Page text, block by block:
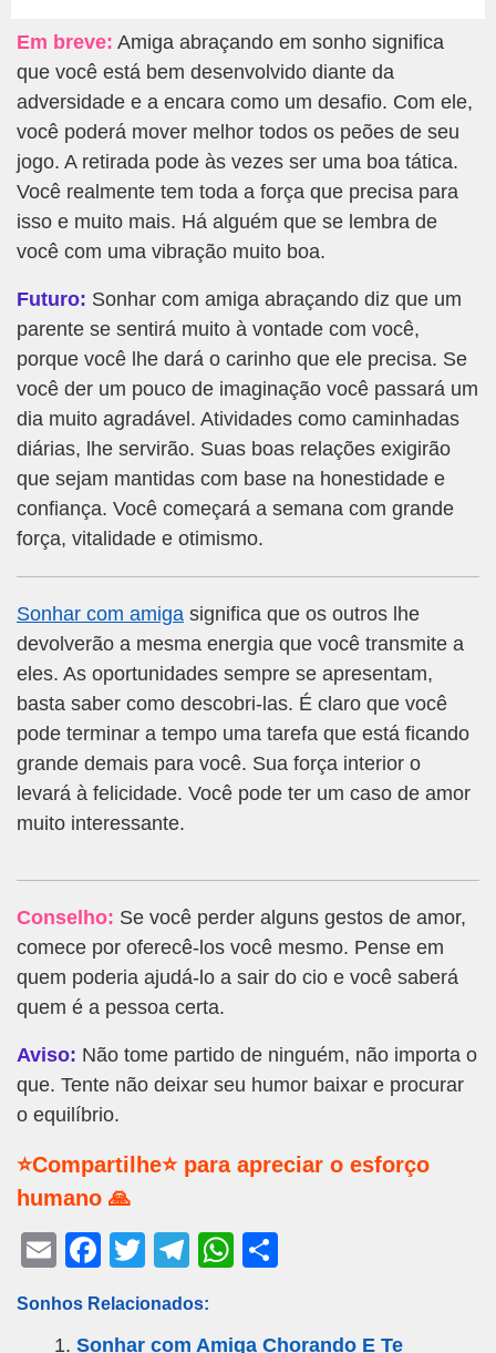
Em breve: Amiga abraçando em sonho significa
que você está bem desenvolvido diante da
adversidade e a encara como um desafio. Com ele,
você poderá mover melhor todos os peões de seu
jogo. A retirada pode às vezes ser uma boa tática.
Você realmente tem toda a força que precisa para
isso e muito mais. Há alguém que se lembra de
você com uma vibração muito boa.
Futuro: Sonhar com amiga abraçando diz que um
parente se sentirá muito à vontade com você,
porque você lhe dará o carinho que ele precisa. Se
você der um pouco de imaginação você passará um
dia muito agradável. Atividades como caminhadas
diárias, lhe servirão. Suas boas relações exigirão
que sejam mantidas com base na honestidade e
confiança. Você começará a semana com grande
força, vitalidade e otimismo.
Sonhar com amiga significa que os outros lhe
devolverão a mesma energia que você transmite a
eles. As oportunidades sempre se apresentam,
basta saber como descobri-las. É claro que você
pode terminar a tempo uma tarefa que está ficando
grande demais para você. Sua força interior o
levará à felicidade. Você pode ter um caso de amor
muito interessante.
Conselho: Se você perder alguns gestos de amor,
comece por oferecê-los você mesmo. Pense em
quem poderia ajudá-lo a sair do cio e você saberá
quem é a pessoa certa.
Aviso: Não tome partido de ninguém, não importa o
que. Tente não deixar seu humor baixar e procurar
o equilíbrio.
⭐Compartilhe⭐ para apreciar o esforço
humano 🙏
E
ail
F
c
T
tt
T
e
W
Sonhos Relacionados:
Sonhar com Amiga Chorando E Te